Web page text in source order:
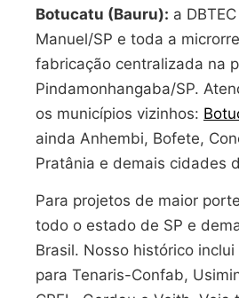
Botucatu (Bauru): a
Manuel/SP e toda a
fabricação centralizada na
Pindamonhangaba/SP.
os municípios vizinhos:
ainda Anhembi, Bofete,
Pratânia e demais cidades
Para projetos de maior
todo o estado de SP e
Brasil. Nosso histórico
para Tenaris-Confab,